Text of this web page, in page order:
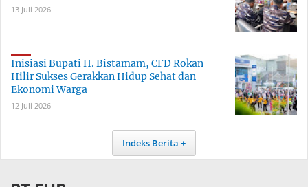
13 Juli 2026
Inisiasi Bupati H. Bistamam, CFD Rokan
Hilir Sukses Gerakkan Hidup Sehat dan
Ekonomi Warga
12 Juli 2026
Indeks Berita